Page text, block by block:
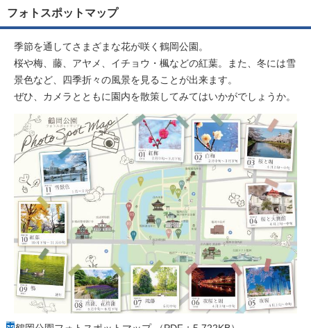
フォトスポットマップ
季節を通してさまざまな花が咲く鶴岡公園。
桜や梅、藤、アヤメ、イチョウ・楓などの紅葉。また、冬には雪
景色など、四季折々の風景を見ることが出来ます。
ぜひ、カメラとともに園内を散策してみてはいかがでしょうか。